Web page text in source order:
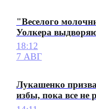
"Веселого
Уолкера
18:12
7 АВГ
Лукашенко
избы, пока все не